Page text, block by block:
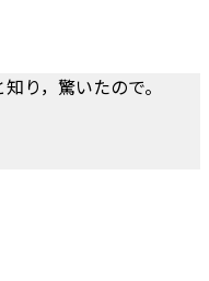
り，驚いたので。